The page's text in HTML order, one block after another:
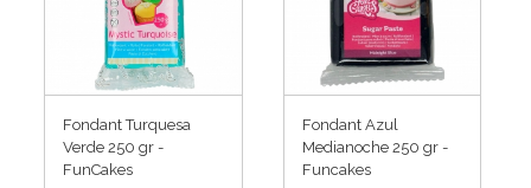
Fondant Turquesa
Verde 250 gr -
FunCakes
Fondant Azul
Medianoche 250 gr -
Funcakes